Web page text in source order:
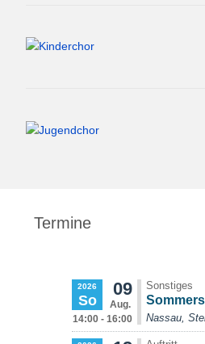
Termine